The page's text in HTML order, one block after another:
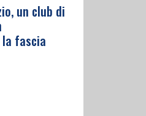
un club di
fascia